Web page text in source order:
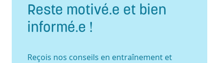
Reste motivé.e et bien
informé.e !
Reçois nos conseils en entraînement et